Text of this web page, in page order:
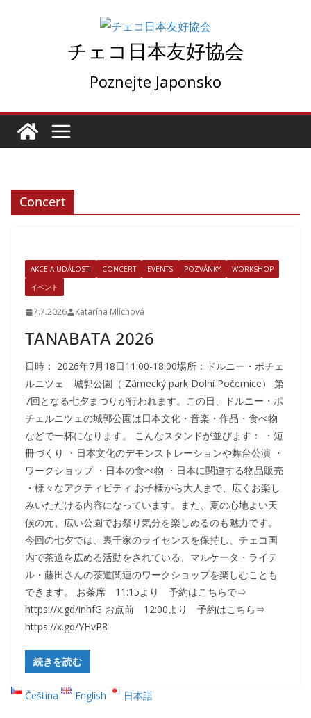
キ
チェコ日本友好協会
Poznejte Japonsko
Concert
AKCE A UDÁLOSTI CONCERT EVENTS POZVÁNKY
WORKSHOP
イベント
7.7.2026 Katarína Mlíchová
TANABATA 2026
日時： 2026年7月18日11:00-18:00場所：ドルニー・ポチェ
ルニツェ 城郭公園（ Zámecký park Dolní Počernice） 第
7回となる七夕まつりが行われます。この日、ドルニー・ポ
チェルニツェの城郭公園は日本文化・音楽・作品・食べ物
などで一杯になります。 こんなスタンドが並びます： ・短
冊づくり ・日本文化のデモンストレーションや舞台公演 ・
ワークショップ ・日本の食べ物 ・日本に関連する物品販売
・様々なアクティビティ お子様から大人まで、広くお楽し
みいただける内容になっています。また、夏の心地よい天
候の元、広い公園でお祭り気分を楽しめるのも魅力です。
今回の七夕では、裏千家のライセンスを保持し、チェコ国
内で茶道を広める活動をされている、マルケータ・ライテ
ル・藤田さんの茶道関連のワークショップを楽しむことも
できます。 お茶席 11:15より 予約はこちらで⇒
https://x.gd/inhfG お点前 12:00より 予約はこちら⇒
https://x.gd/YHvP8
続きを読む
Čeština English 日本語